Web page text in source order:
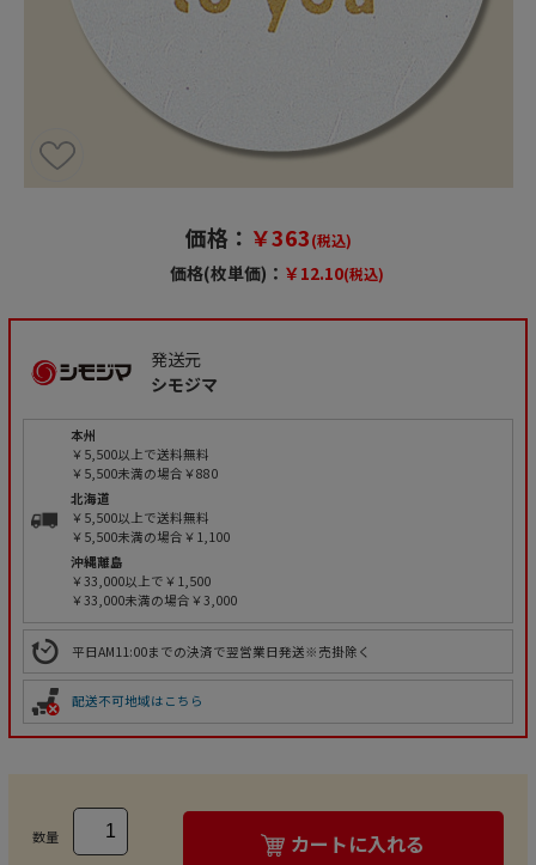
価格： ￥363(税込)
価格(枚単価)： ￥12.10(税込)
発送元
シモジマ
本州
￥5,500以上で送料無料
￥5,500未満の場合￥880
北海道
￥5,500以上で送料無料
￥5,500未満の場合￥1,100
沖縄離島
￥33,000以上で￥1,500
￥33,000未満の場合￥3,000
平日AM11:00までの決済で翌営業日発送※売掛除く
配送不可地域はこちら
数量 カートに入れる